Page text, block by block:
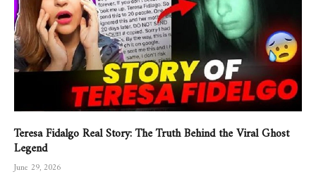
Teresa Fidalgo Real Story: The Truth Behind the Viral Ghost
Legend
June 29, 2026